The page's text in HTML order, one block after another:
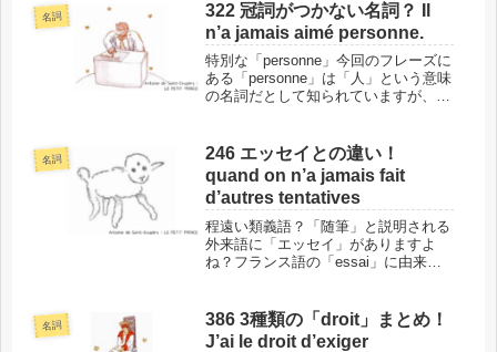
名詞
322 冠詞がつかない名詞？ Il
n’a jamais aimé personne.
特別な「personne」今回のフレーズに
ある「personne」は「人」という意味
の名詞だとして知られていますが、冠
つくので、このフレーズでの
「personne」には、特別...
名詞
246 エッセイとの違い！
quand on n’a jamais fait
d’autres tentatives
程遠い類義語？「随筆」と説明される
外来語に「エッセイ」がありますよ
ね？フランス語の「essai」に由来し
義語なのですが、「随筆」には似てい
ないのです。このフレーズ...
名詞
386 3種類の「droit」まとめ！
J’ai le droit d’exiger